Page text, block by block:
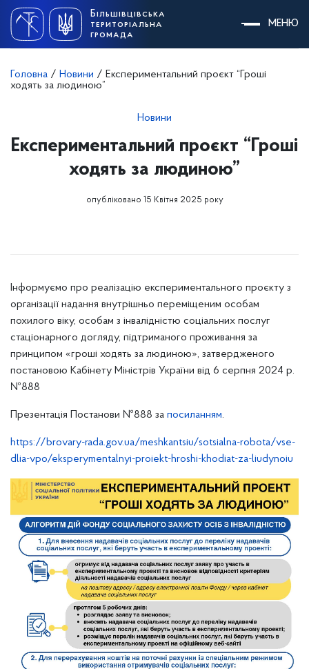
content
Більшівцівська
територіальна
громада
МЕНЮ
Головна / Новини / Експериментальний проєкт “Гроші
ходять за людиною”
Новини
Експериментальний проєкт “Гроші
ходять за людиною”
опубліковано 15 Квітня 2025 року
Інформуємо про реалізацію експериментального проєкту з
організації надання внутрішньо переміщеним особам
похилого віку, особам з інвалідністю соціальних послуг
стаціонарного догляду, підтриманого проживання за
принципом «гроші ходять за людиною», затвердженого
постановою Кабінету Міністрів України від 6 серпня 2024 р.
№888
Презентація Постанови №888 за посиланням.
https://brovary-rada.gov.ua/meshkantsiu/sotsialna-robota/vse-
dlia-vpo/eksperymentalnyi-proiekt-hroshi-khodiat-za-liudynoiu